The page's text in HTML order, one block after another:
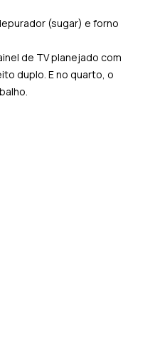
(sugar) e forno
de TV planejado com
duplo. E no quarto, o